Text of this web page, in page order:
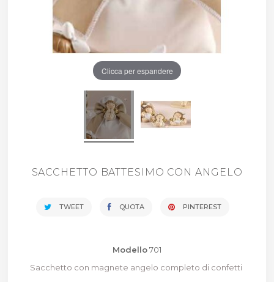
Clicca per espandere
SACCHETTO BATTESIMO CON ANGELO
TWEET QUOTA PINTEREST
Modello701
Sacchetto con magnete angelo completo di confetti